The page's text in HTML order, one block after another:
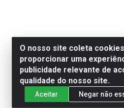
O nosso site coleta
proporcionar uma
publicidade relevante de
qualidade do nosso site.
Aceitar Negar não